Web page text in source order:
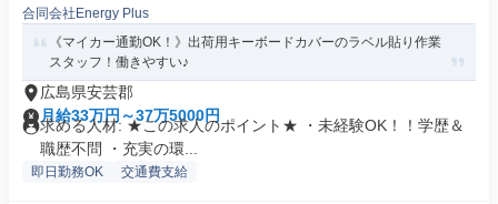
合同会社Energy Plus
《マイカー通勤OK！》出荷用キーボードカバーのラベル貼り作業
スタッフ！働きやすい♪
広島県安芸郡
月給33万円～37万5000円
求める人材: ★この求人のポイント★ ・未経験OK！！学歴＆
職歴不問 ・充実の環...
即日勤務OK 交通費支給